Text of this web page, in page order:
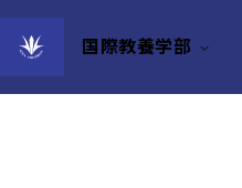
国際教養学部
Events